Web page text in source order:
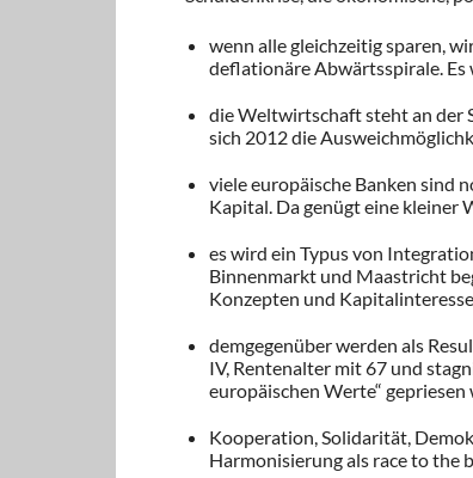
wenn alle gleichzeitig sparen,
deflationäre Abwärtsspirale. Es
die Weltwirtschaft steht an der
sich 2012 die
viele europäische Banken sind
Kapital. Da genügt eine kleiner
es wird ein Typus von
Binnenmarkt und Maastricht
Konzepten und
demgegenüber werden als
IV, Rentenalter mit 67 und
europäischen Werte“ gepriesen
Kooperation, Solidarität,
Harmonisierung alsrace to the